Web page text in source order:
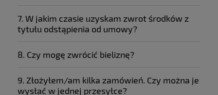
7. W jakim czasie uzyskam zwrot środków z
tytułu odstąpienia od umowy?
8. Czy mogę zwrócić bieliznę?
9. Złożyłem/am kilka zamówień. Czy można je
wysłać w jednej przesyłce?